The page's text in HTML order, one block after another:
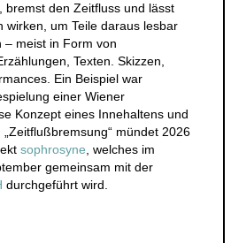
bremst den Zeitfluss und lässt
wirken, um Teile daraus lesbar
meist in Form von
Texten. Skizzen,
Ein Beispiel war
einer Wiener
Konzept eines Innehaltens und
mündet 2026
sophrosyne , welches im
gemeinsam mit der
durchgeführt wird.